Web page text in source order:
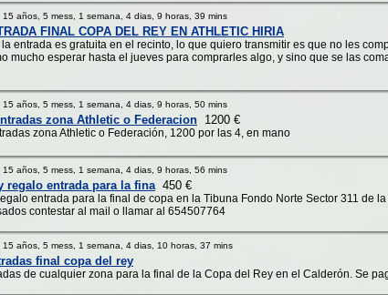
años, 5 mess, 1 semana, 4 dias, 9 horas, 39 mins
FINAL COPA DEL REY EN ATHLETIC HIRIA
la entrada es gratuita en el recinto, lo que quiero transmitir es que no les
mucho esperar hasta el jueves para comprarles algo, y sino que se las
años, 5 mess, 1 semana, 4 dias, 9 horas, 50 mins
zona Athletic o Federacion 1200 €
zona Athletic o Federación, 1200 por las 4, en mano
años, 5 mess, 1 semana, 4 dias, 9 horas, 56 mins
regalo entrada para la fina450 €
entrada para la final de copa en la Tibuna Fondo Norte Sector 311 de
contestar al mail o llamar al 654507764
años, 5 mess, 1 semana, 4 dias, 10 horas, 37 mins
final copa del rey
de cualquier zona para la final de la Copa del Rey en el Calderón. Se